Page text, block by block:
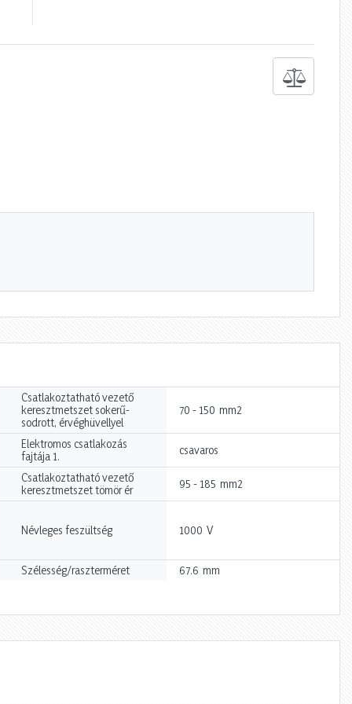
Csatlakoztatható vezető
keresztmetszet sokerű-
sodrott, érvéghüvellyel
70 - 150 mm2
Elektromos csatlakozás
fajtája 1.
csavaros
Csatlakoztatható vezető
keresztmetszet tömör ér
95 - 185 mm2
Névleges feszültség 1000 V
Szélesség/raszterméret 67.6 mm